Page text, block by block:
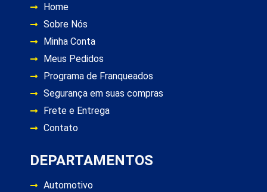
Home
Sobre Nós
Minha Conta
Meus Pedidos
Programa de Franqueados
Segurança em suas compras
Frete e Entrega
Contato
DEPARTAMENTOS
Automotivo